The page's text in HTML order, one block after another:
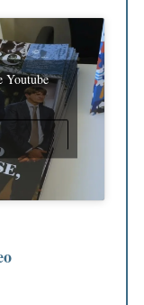
Youtube